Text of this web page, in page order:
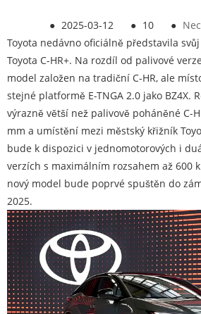
● 2025-03-12 ● 10 ●
Toyota nedávno oficiálně představila svůj
Toyota C-HR+. Na rozdíl od palivové
model založen na tradiční C-HR, ale
stejné platformě E-TNGA 2.0 jako BZ4X.
výrazně větší než palivově poháněné C-
mm a umístění mezi městský křižník
bude k dispozici v jednomotorových i
verzích s maximálním rozsahem až 600
nový model bude poprvé spuštěn do
2025.